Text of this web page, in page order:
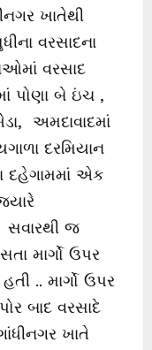
ખાતેથી
વરસાદના
વરસાદ
પોણા બે ઇંચ ,
અમદાવાદમાં
દરમિયાન
દહેગામમાં એક
સવારથી જ
માર્ગો ઉપર
.. માર્ગો ઉપર
બાદ વરસાદે
ખાતે